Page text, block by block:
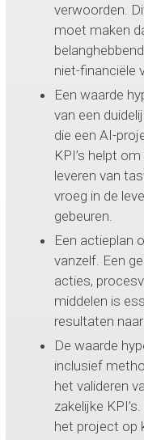
verwoorden.
moet maken
niet-financiële
Een waarde
van een
die een AI-
KPI’s helpt
leveren van
vroeg in de
gebeuren.
Een actieplan
vanzelf. Een
acties,
middelen is
resultaten
De waarde
inclusief
het valideren
zakelijke
het project op